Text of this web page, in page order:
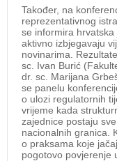
Također, na
reprezentativnog
se informira
aktivno izbjegavaju
novinarima.
sc. Ivan Burić
dr. sc. Marijana
se panelu
o ulozi regulatornih
vrijeme kada
zajednice postaju
nacionalnih granica.
o praksama koje
pogotovo povjerenje